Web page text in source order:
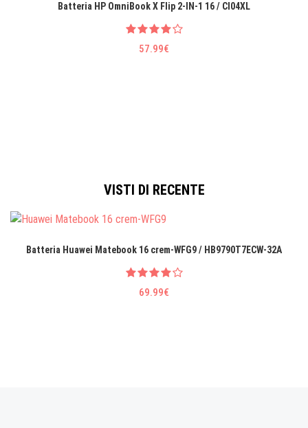
Batteria HP OmniBook X Flip 2-IN-1 16 / CI04XL
57.99€
VISTI DI RECENTE
Batteria Huawei Matebook 16 crem-WFG9 / HB9790T7ECW-32A
69.99€